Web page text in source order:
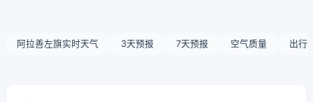
阿拉善左旗实时天气 3天预报 7天预报 空气质量 出行